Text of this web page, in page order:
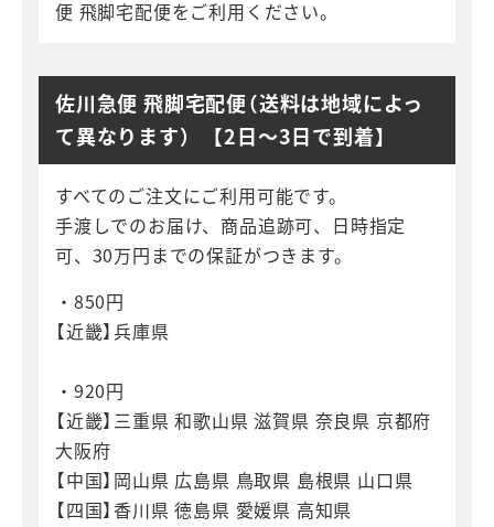
便 飛脚宅配便をご利用ください。
佐川急便 飛脚宅配便（送料は地域によっ
て異なります） 【2日～3日で到着】
すべてのご注文にご利用可能です。
手渡しでのお届け、商品追跡可、日時指定
可、30万円までの保証がつきます。
・850円
【近畿】兵庫県
・920円
【近畿】三重県 和歌山県 滋賀県 奈良県 京都府
大阪府
【中国】岡山県 広島県 鳥取県 島根県 山口県
【四国】香川県 徳島県 愛媛県 高知県